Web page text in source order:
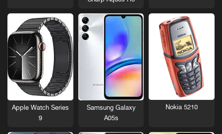
Nokia 5210
Samsung Galaxy
A05s
Apple Watch Series
9